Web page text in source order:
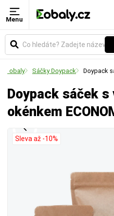
Menu
obaly Sáčky Doypack Doypack
Doypack sáček s
okénkem
Sleva až -10%
Výška
Udává výšku nebo
prostoru, stohování nebo
Šířka
Udává šířku pásky nebo
spoje a velikosti balených